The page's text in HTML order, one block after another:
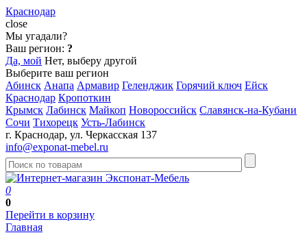
Краснодар
close
Мы угадали?
Ваш регион: ?
Да, мой Нет, выберу другой
Выберите ваш регион
Абинск Анапа Армавир Геленджик Горячий ключ Ейск
Краснодар Кропоткин
Крымск Лабинск Майкоп Новороссийск Славянск-на-Кубани
Сочи Тихорецк Усть-Лабинск
г. Краснодар, ул. Черкасская 137
info@exponat-mebel.ru
0
0
Перейти в корзину
Главная